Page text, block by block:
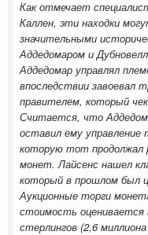
Как отмечает
Каллен, эти находки
значительными
Аддедомаром и
Аддедомар управлял
впоследствии завоевал
правителем, который
Считается, что
оставил ему
которую тот продолжал
монет. Лайсенс нашел
который в прошлом был
Аукционные торги
стоимость
стерлингов (2,6 миллиона